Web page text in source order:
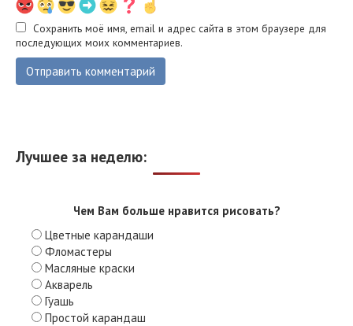
Сохранить моё имя, email и адрес сайта в этом браузере для
последующих моих комментариев.
Лучшее за неделю:
Чем Вам больше нравится рисовать?
Цветные карандаши
Фломастеры
Масляные краски
Акварель
Гуашь
Простой карандаш